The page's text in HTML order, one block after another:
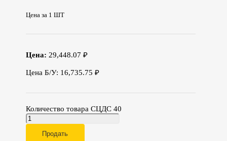
Цена за 1 ШТ
Цена: 29,448.07 ₽
Цена Б/У: 16,735.75 ₽
Количество товара СЦДС 40
Продать